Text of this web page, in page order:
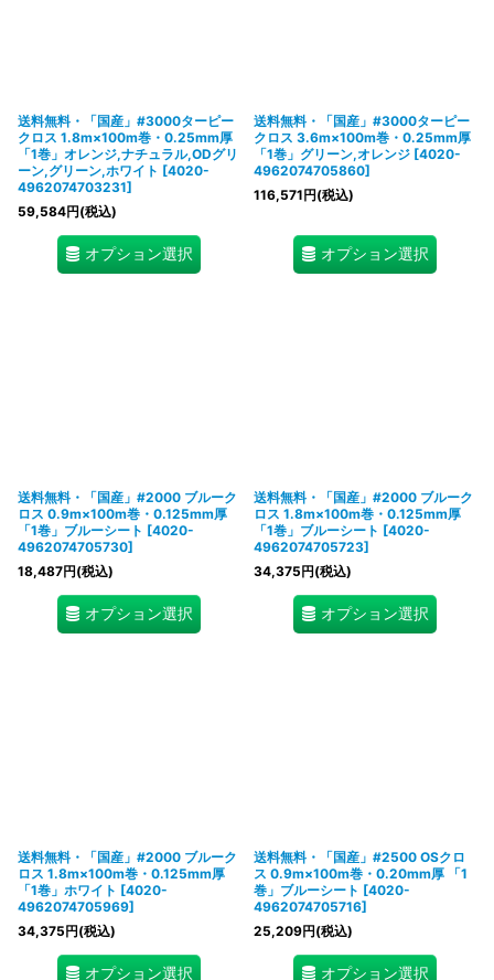
送料無料・「国産」#3000ターピー
クロス 1.8m×100m巻・0.25mm厚
「1巻」オレンジ,ナチュラル,ODグリ
ーン,グリーン,ホワイト [4020-
4962074703231]
59,584円(税込)
オプション選択
送料無料・「国産」#3000ターピー
クロス 3.6m×100m巻・0.25mm厚
「1巻」グリーン,オレンジ [4020-
4962074705860]
116,571円(税込)
オプション選択
送料無料・「国産」#2000 ブルーク
ロス 0.9m×100m巻・0.125mm厚
「1巻」ブルーシート [4020-
4962074705730]
18,487円(税込)
オプション選択
送料無料・「国産」#2000 ブルーク
ロス 1.8m×100m巻・0.125mm厚
「1巻」ブルーシート [4020-
4962074705723]
34,375円(税込)
オプション選択
送料無料・「国産」#2000 ブルーク
ロス 1.8m×100m巻・0.125mm厚
「1巻」ホワイト [4020-
4962074705969]
34,375円(税込)
オプション選択
送料無料・「国産」#2500 OSクロ
ス 0.9m×100m巻・0.20mm厚 「1
巻」ブルーシート [4020-
4962074705716]
25,209円(税込)
オプション選択